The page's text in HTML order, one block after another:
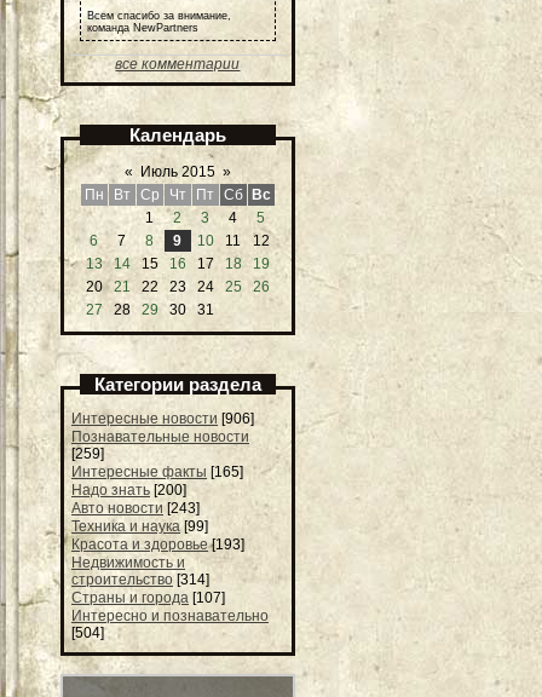
Всем спасибо за внимание,
команда NewPartners
все комментарии
Календарь
« Июль 2015 »
Пн
Вт Ср Чт Пт Сб Вс
1
2 3 4
5
6
7 8 9 10 11
12
13
14 15 16 17 18
19
20
21 22 23 24 25
26
27
28 29 30 31
Категории раздела
Интересные новости [906]
Познавательные новости
[259]
Интересные факты [165]
Надо знать [200]
Авто новости [243]
Техника и наука [99]
Красота и здоровье [193]
Недвижимость и
строительство [314]
Страны и города [107]
Интересно и познавательно
[504]